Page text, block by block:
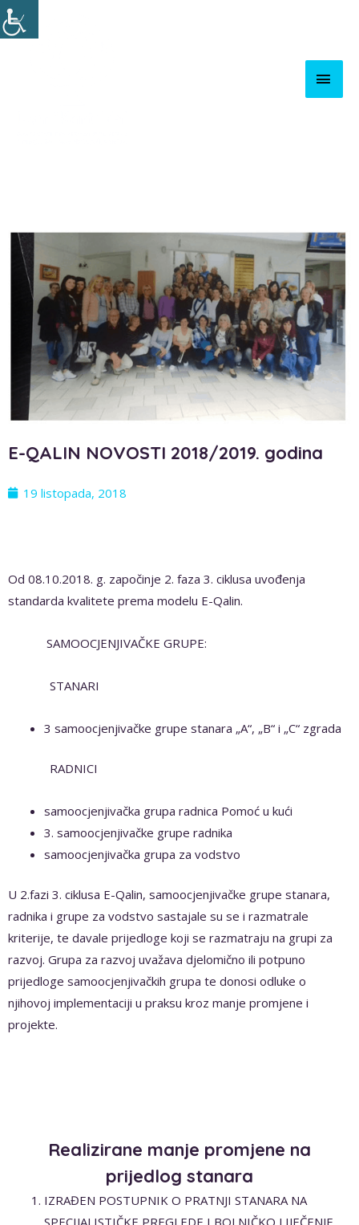
E-QALIN NOVOSTI 2018/2019. godina
19 listopada, 2018
Od 08.10.2018. g. započinje 2. faza 3. ciklusa uvođenja
standarda kvalitete prema modelu E-Qalin.
SAMOOCJENJIVAČKE GRUPE:
STANARI
3 samoocjenjivačke grupe stanara „A“, „B“ i „C“ zgrada
RADNICI
samoocjenjivačka grupa radnica Pomoć u kući
3. samoocjenjivačke grupe radnika
samoocjenjivačka grupa za vodstvo
U 2.fazi 3. ciklusa E-Qalin, samoocjenjivačke grupe stanara,
radnika i grupe za vodstvo sastajale su se i razmatrale
kriterije, te davale prijedloge koji se razmatraju na grupi za
razvoj. Grupa za razvoj uvažava djelomično ili potpuno
prijedloge samoocjenjivačkih grupa te donosi odluke o
njihovoj implementaciji u praksu kroz manje promjene i
projekte.
Realizirane manje promjene na
prijedlog stanara
IZRAĐEN POSTUPNIK O PRATNJI STANARA NA
SPECIJALISTIČKE PREGLEDE I BOLNIČKO LIJEČENJE